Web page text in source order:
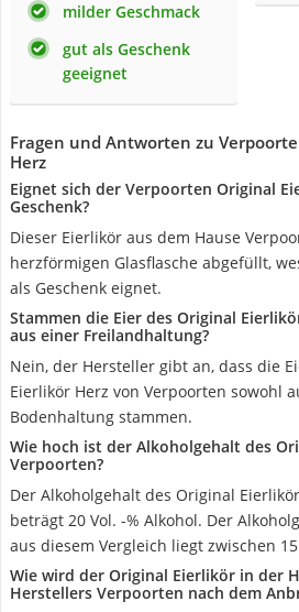
milder Geschmack
gut als Geschenk
geeignet
Fragen und Antworten zu
Herz
Eignet sich der Verpoorten Original
Geschenk?
Dieser Eierlikör aus dem Hause
herzförmigen Glasflasche abgefüllt,
als Geschenk eignet.
Stammen die Eier des Original
aus einer Freilandhaltung?
Nein, der Hersteller gibt an, dass die
Eierlikör Herz von Verpoorten sowohl
Bodenhaltung stammen.
Wie hoch ist der Alkoholgehalt des
Verpoorten?
Der Alkoholgehalt des Original
beträgt 20 Vol. -% Alkohol. Der
aus diesem Vergleich liegt zwischen
Wie wird der Original Eierlikör in der
Herstellers Verpoorten nach dem